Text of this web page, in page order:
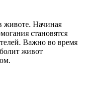
животе. Начиная
становятся
Важно во время
живот